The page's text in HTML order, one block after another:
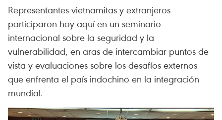
Representantes vietnamitas y extranjeros
participaron hoy aquí en un seminario
internacional sobre la seguridad y la
vulnerabilidad, en aras de intercambiar puntos de
vista y evaluaciones sobre los desafíos externos
que enfrenta el país indochino en la integración
mundial.